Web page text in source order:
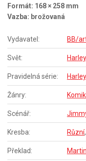
Formát: 168 × 258 mm
Vazba: brožovaná
Vydavatel: BB/
Svět:
Pravidelná série:
Žánry:
Scénář:
Kresba: Různí,
Překlad: